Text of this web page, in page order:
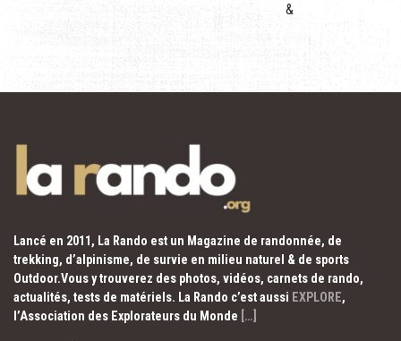
&
Lancé en 2011, La Rando est un Magazine de randonnée, de
trekking, d’alpinisme, de survie en milieu naturel & de sports
Outdoor.Vous y trouverez des photos, vidéos, carnets de rando,
actualités, tests de matériels. La Rando c’est aussi EXPLORE,
l’Association des Explorateurs du Monde […]